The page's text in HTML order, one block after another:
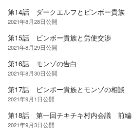
第14話 ダークエルフとビンボー貴族
2021年8月28日公開
第15話 ビンボー貴族と労使交渉
2021年8月29日公開
第16話 モンゾの告白
2021年8月30日公開
第17話 ビンボー貴族とモンゾの相談
2021年9月1日公開
第18話 第一回チキチキ村内会議 前編
2021年9月3日公開